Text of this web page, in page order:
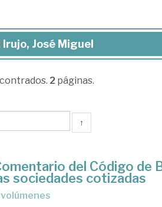
José Miguel
2 páginas.
↑
del Código de
sociedades cotizadas
2 volúmenes